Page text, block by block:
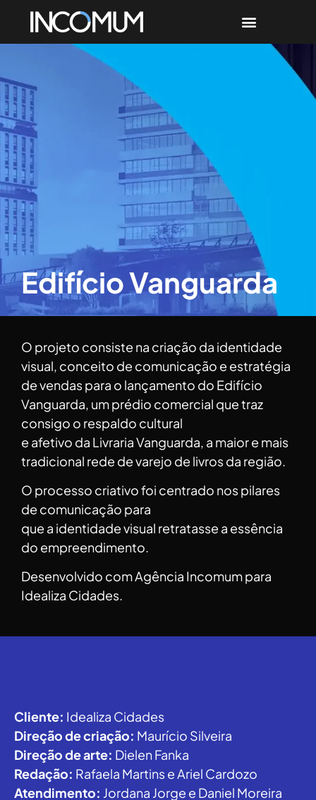
Edifício Vanguarda
O projeto consiste na criação da identidade
visual, conceito de comunicação e estratégia
de vendas para o lançamento do Edifício
Vanguarda, um prédio comercial que traz
consigo o respaldo cultural
e afetivo da Livraria Vanguarda, a maior e mais
tradicional rede de varejo de livros da região.
O processo criativo foi centrado nos pilares
de comunicação para
que a identidade visual retratasse a essência
do empreendimento.
Desenvolvido com Agência Incomum para
Idealiza Cidades.
Cliente: Idealiza Cidades
Direção de criação: Maurício Silveira
Direção de arte: Dielen Fanka
Redação: Rafaela Martins e Ariel Cardozo
Atendimento: Jordana Jorge e Daniel Moreira